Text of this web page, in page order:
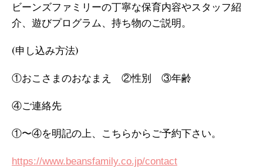
ビーンズファミリーの丁寧な保育内容やスタッフ紹
介、遊びプログラム、持ち物のご説明。
(申し込み方法)
①おこさまのおなまえ ②性別 ③年齢
④ご連絡先
①〜④を明記の上、こちらからご予約下さい。
https://www.beansfamily.co.jp/contact